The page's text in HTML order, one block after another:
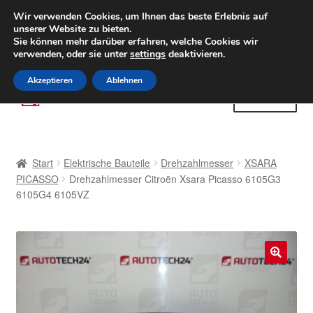
LIEFERUNG ab 6 EUR
Weltweiter Versand
(800) 500 564Mo-Fr 9-16 Uhr
Zur
Navigation
Zum
Inhalt
AGB
Start Elektrische Bauteile Drehzahlmesser
XSARA
PICASSO
Drehzahlmesser Citroën Xsara Picasso 6105G3
6105G4 6105VZ
Wir verwenden Cookies, um Ihnen das beste Erlebnis auf
unserer Website zu bieten.
Sie können mehr darüber erfahren, welche Cookies wir
verwenden, oder sie untersettings deaktivieren.
Akzeptieren Ablehnen